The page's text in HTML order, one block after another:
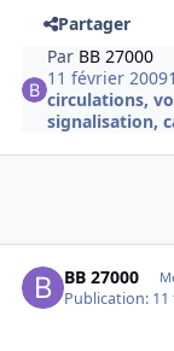
Partager
Par BB 27000
11 février 2009
circulations,
signalisation,
BB 27000
Publication: 11